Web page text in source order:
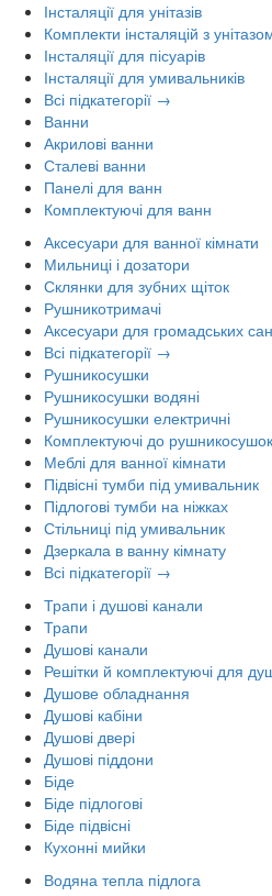
Інсталяції для унітазів
Комплекти інсталяцій з
Інсталяції для пісуарів
Інсталяції для умивальників
Всі підкатегорії →
Ванни
Акрилові ванни
Сталеві ванни
Панелі для ванн
Комплектуючі для ванн
Аксесуари для ванної кімнати
Мильниці і дозатори
Склянки для зубних щіток
Рушникотримачі
Аксесуари для громадських
Всі підкатегорії →
Рушникосушки
Рушникосушки водяні
Рушникосушки електричні
Комплектуючі до рушникосушок
Меблі для ванної кімнати
Підвісні тумби під умивальник
Підлогові тумби на ніжках
Стільниці під умивальник
Дзеркала в ванну кімнату
Всі підкатегорії →
Трапи і душові канали
Трапи
Душові канали
Решітки й комплектуючі для
Душове обладнання
Душові кабіни
Душові двері
Душові піддони
Біде
Біде підлогові
Біде підвісні
Кухонні мийки
Водяна тепла підлога